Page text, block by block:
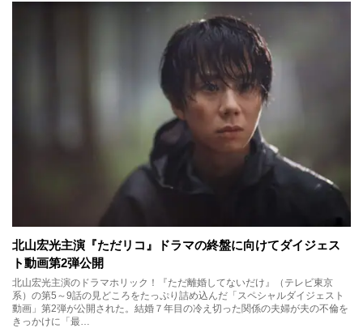
北山宏光主演『ただリコ』ドラマの終盤に向けてダイジェス
ト動画第2弾公開
北山宏光主演のドラマホリック！『ただ離婚してないだけ』（テレビ東京
系）の第5～9話の見どころをたっぷり詰め込んだ「スペシャルダイジェスト
動画」第2弾が公開された。結婚７年目の冷え切った関係の夫婦が夫の不倫を
きっかけに「最…